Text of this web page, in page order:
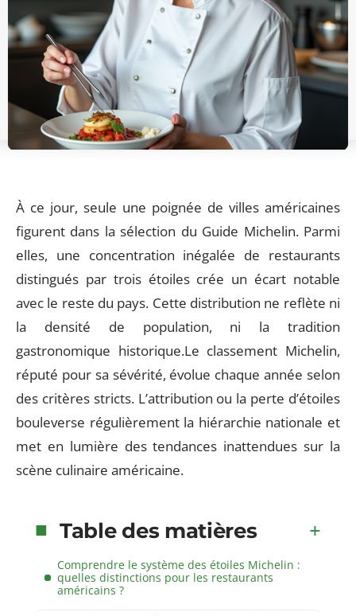
À ce jour, seule une poignée de villes américaines
figurent dans la sélection du Guide Michelin. Parmi
elles, une concentration inégalée de restaurants
distingués par trois étoiles crée un écart notable
avec le reste du pays. Cette distribution ne reflète ni
la densité de population, ni la tradition
gastronomique historique.Le classement Michelin,
réputé pour sa sévérité, évolue chaque année selon
des critères stricts. L’attribution ou la perte d’étoiles
bouleverse régulièrement la hiérarchie nationale et
met en lumière des tendances inattendues sur la
scène culinaire américaine.
Table des matières
Comprendre le système des étoiles Michelin :
quelles distinctions pour les restaurants
américains ?